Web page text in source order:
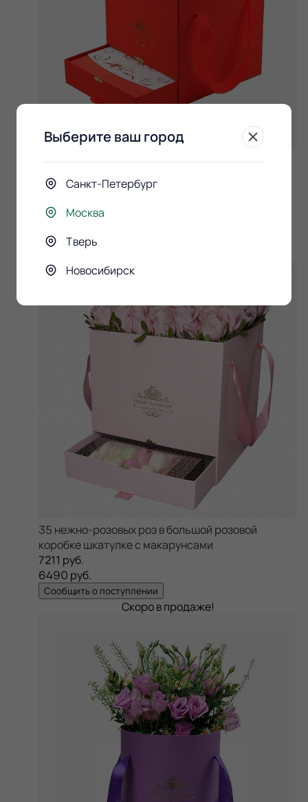
Красная коробка шкатулка 25 розовых роз
Raffaello в подарок
5767 руб.
5190 руб.
Сообщить о поступлении
35 нежно-розовых роз в большой розовой
коробке шкатулке с макарунсами
7211 руб.
6490 руб.
Сообщить о поступлении
Скоро в продаже!
Выберите ваш город
Санкт-Петербург
Москва
Тверь
Новосибирск